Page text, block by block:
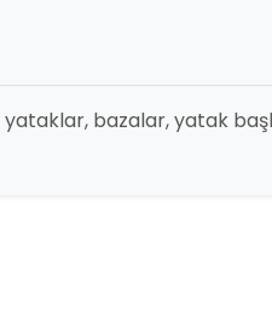
bazalar, yatak